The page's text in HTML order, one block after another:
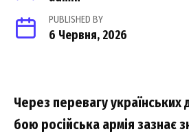
PUBLISHED BY
6 Червня, 2026
Через перевагу українських
бою російська армія зазнає